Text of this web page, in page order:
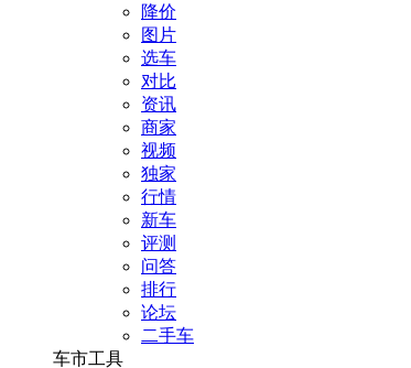
降价
图片
选车
对比
资讯
商家
视频
独家
行情
新车
评测
问答
排行
论坛
二手车
车市工具